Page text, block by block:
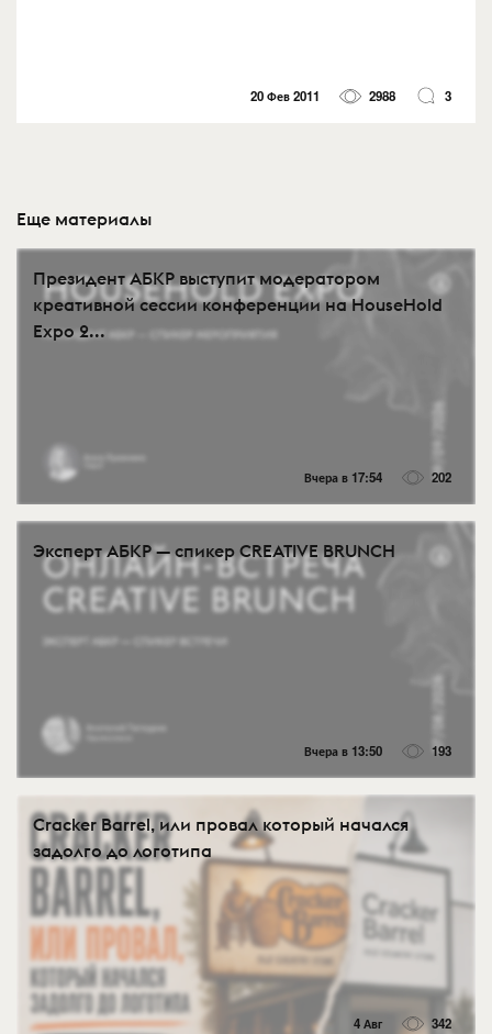
20 Фев 2011 2988 3
Еще материалы
Президент АБКР выступит модератором
креативной сессии конференции на HouseHold
Expo 2...
Вчера в 17:54 202
Эксперт АБКР — спикер CREATIVE BRUNCH
Вчера в 13:50 193
Cracker Barrel, или провал который начался
задолго до логотипа
4 Авг 342